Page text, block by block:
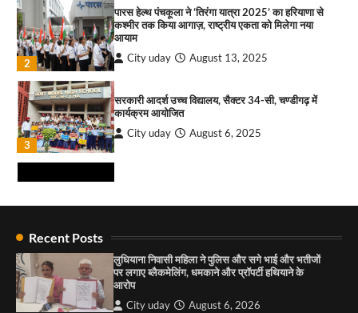
2
मंथन
City uday August 10, 2026
3
सीआईआई-आईडब्ल्यूएन ने महिला उद्यमियों और
प्रोफेशनल्स के लिए आयोजित की हैंड्स-ऑन एआई वर्कशॉप
City uday August 10, 2026
इमरान प्रतापगढ़ी के जन्मदिन पर सेवा का संदेश, हैप्पी
2
पारस हेल्थ पंचकूला ने ‘तिरंगा यात्रा 2025’ का हरियाणा से
कश्मीर तक किया आगाज़, राष्ट्रीय एकता को मिलेगा नया
आयाम
City uday August 13, 2025
3
सरकारी आदर्श उच्च विद्यालय, सैक्टर 34-सी, चण्डीगढ़ में
कार्यक्रम आयोजित
City uday August 6, 2025
4
Recent Posts
लुधियाना निवासी महिला ने पुलिस और सगे भाई और भतीजों
पर लगाए ब्लैकमेलिंग, धमकाने और प्रॉपर्टी हथियाने के
आरोप
City uday August 6, 2026